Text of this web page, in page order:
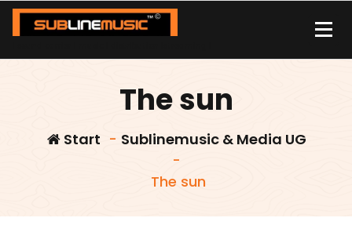
Zum
Inhalt
The sun
Start - Sublinemusic & Media UG
-
The sun